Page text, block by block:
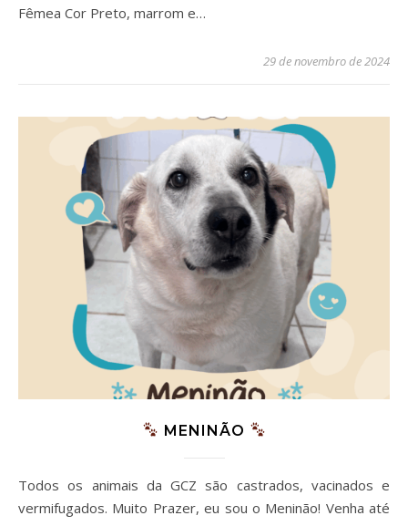
Fêmea Cor Preto, marrom e…
29 de novembro de 2024
MENINÃO
Todos os animais da GCZ são castrados, vacinados e
vermifugados. Muito Prazer, eu sou o Meninão! Venha até